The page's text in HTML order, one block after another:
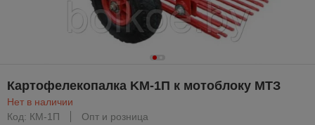
Картофелекопалка KМ-1П к мотоблоку МТЗ
Нет в наличии
Код: КМ-1П
Опт и розница